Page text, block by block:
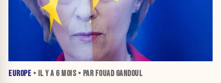
EUROPE • IL Y A 6 MOIS• PAR FOUAD GANDOUL